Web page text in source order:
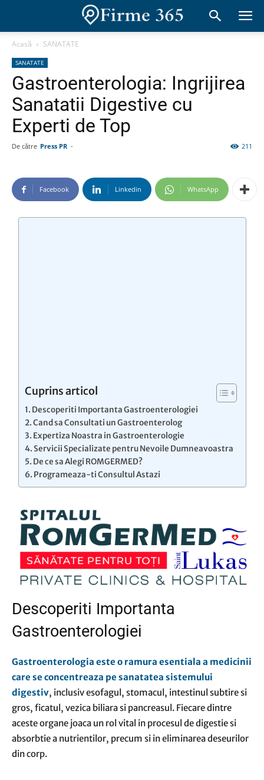
Acasă SANATATE
SANATATE
Gastroenterologia: Ingrijirea
Sanatatii Digestive cu
Experti de Top
De către Press PR - 211
Facebook Linkedin WhatsApp
Cuprins articol
Descoperiti Importanta Gastroenterologiei
Cand sa Consultati un Gastroenterolog
Expertiza Noastra in Gastroenterologie
Servicii Specializate pentru Nevoile Dumneavoastra
De ce sa Alegi ROMGERMED?
Programeaza-ti Consultul Astazi
Descoperiti Importanta
Gastroenterologiei
Gastroenterologia este o ramura esentiala a medicinii
care se concentreaza pe sanatatea sistemului
digestiv, inclusiv esofagul, stomacul, intestinul subtire si
gros, ficatul, vezica biliara si pancreasul. Fiecare dintre
aceste organe joaca un rol vital in procesul de digestie si
absorbtie a nutrientilor, precum si in eliminarea deseurilor
din corp.